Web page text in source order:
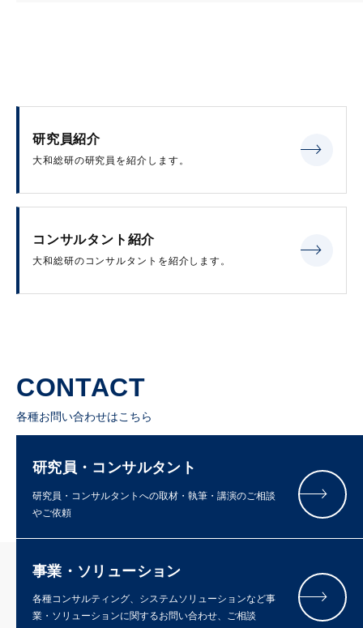
研究員紹介
大和総研の研究員を紹介します。
コンサルタント紹介
大和総研のコンサルタントを紹介します。
CONTACT
各種お問い合わせはこちら
研究員・コンサルタント
研究員・コンサルタントへの取材・執筆・講演のご相談
やご依頼
事業・ソリューション
各種コンサルティング、システムソリューションなど事
業・ソリューションに関するお問い合わせ、ご相談